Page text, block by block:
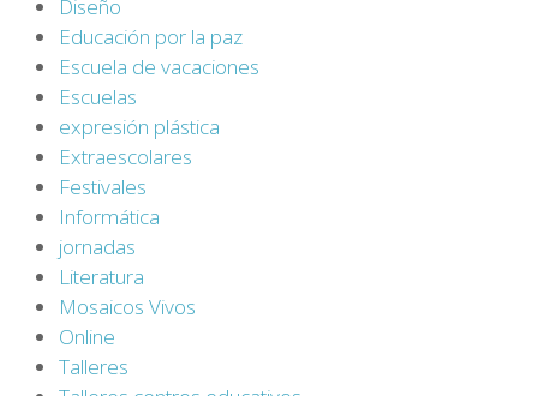
Diseño
Educación por la paz
Escuela de vacaciones
Escuelas
expresión plástica
Extraescolares
Festivales
Informática
jornadas
Literatura
Mosaicos Vivos
Online
Talleres